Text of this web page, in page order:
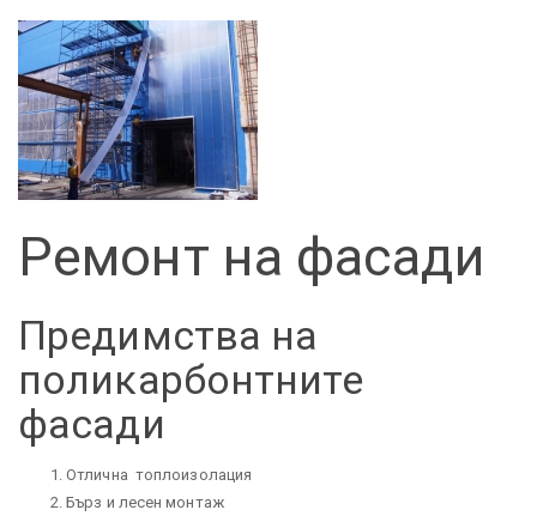
Ремонт на фасади
Предимства на
поликарбонтните
фасади
Отлична топлоизолация
Бърз и лесен монтаж